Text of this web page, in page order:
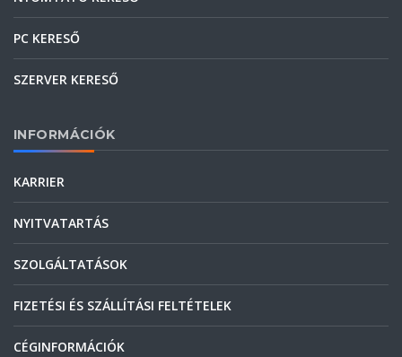
PC KERESŐ
SZERVER KERESŐ
INFORMÁCIÓK
KARRIER
NYITVATARTÁS
SZOLGÁLTATÁSOK
FIZETÉSI ÉS SZÁLLÍTÁSI FELTÉTELEK
CÉGINFORMÁCIÓK